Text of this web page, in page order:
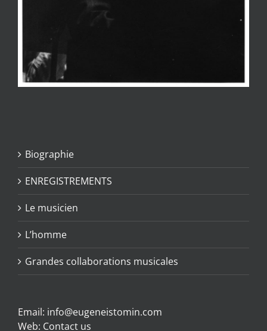
Biographie
ENREGISTREMENTS
Le musicien
L’homme
Grandes collaborations musicales
Email: info@eugeneistomin.com
Web: Contact us